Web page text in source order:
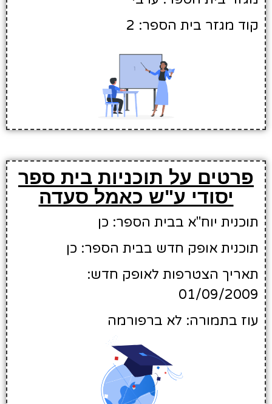
קוד מגזר בית הספר: 2
פרטים על תוכניות בית ספר
יסודי ע"ש כאמל סעדה
תוכנית יוח"א בבית הספר: כן
תוכנית אופק חדש בבית הספר: כן
תאריך הצטרפות לאופק חדש:
01/09/2009
עוז בתמורה: לא ברפורמה